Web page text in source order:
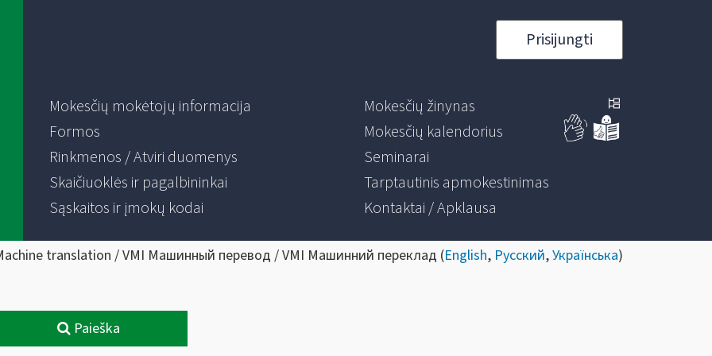
Prisijungti
Mokesčių mokėtojų informacija
Formos
Rinkmenos / Atviri duomenys
Skaičiuoklės ir pagalbininkai
Sąskaitos ir įmokų kodai
Mokesčių žinynas
Mokesčių kalendorius
Seminarai
Tarptautinis apmokestinimas
Kontaktai / Apklausa
translation / VMI Машинный перевод / VMI Машинний переклад (English, Русский,Українська)
Paieška